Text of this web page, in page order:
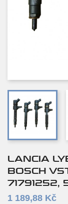
LANCIA
BOSCH
71791252,
1 189,88 Kč